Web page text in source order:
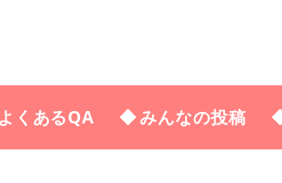
よくあるQA みんなの投稿